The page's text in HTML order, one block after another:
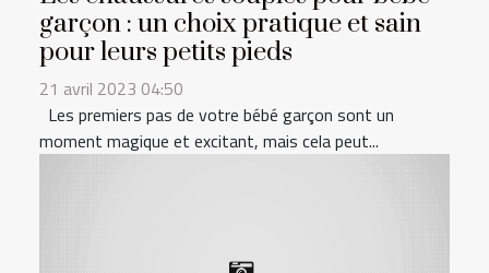
garçon : un choix pratique et sain
pour leurs petits pieds
21 avril 2023 04:50
Les premiers pas de votre bébé garçon sont un
moment magique et excitant, mais cela peut...